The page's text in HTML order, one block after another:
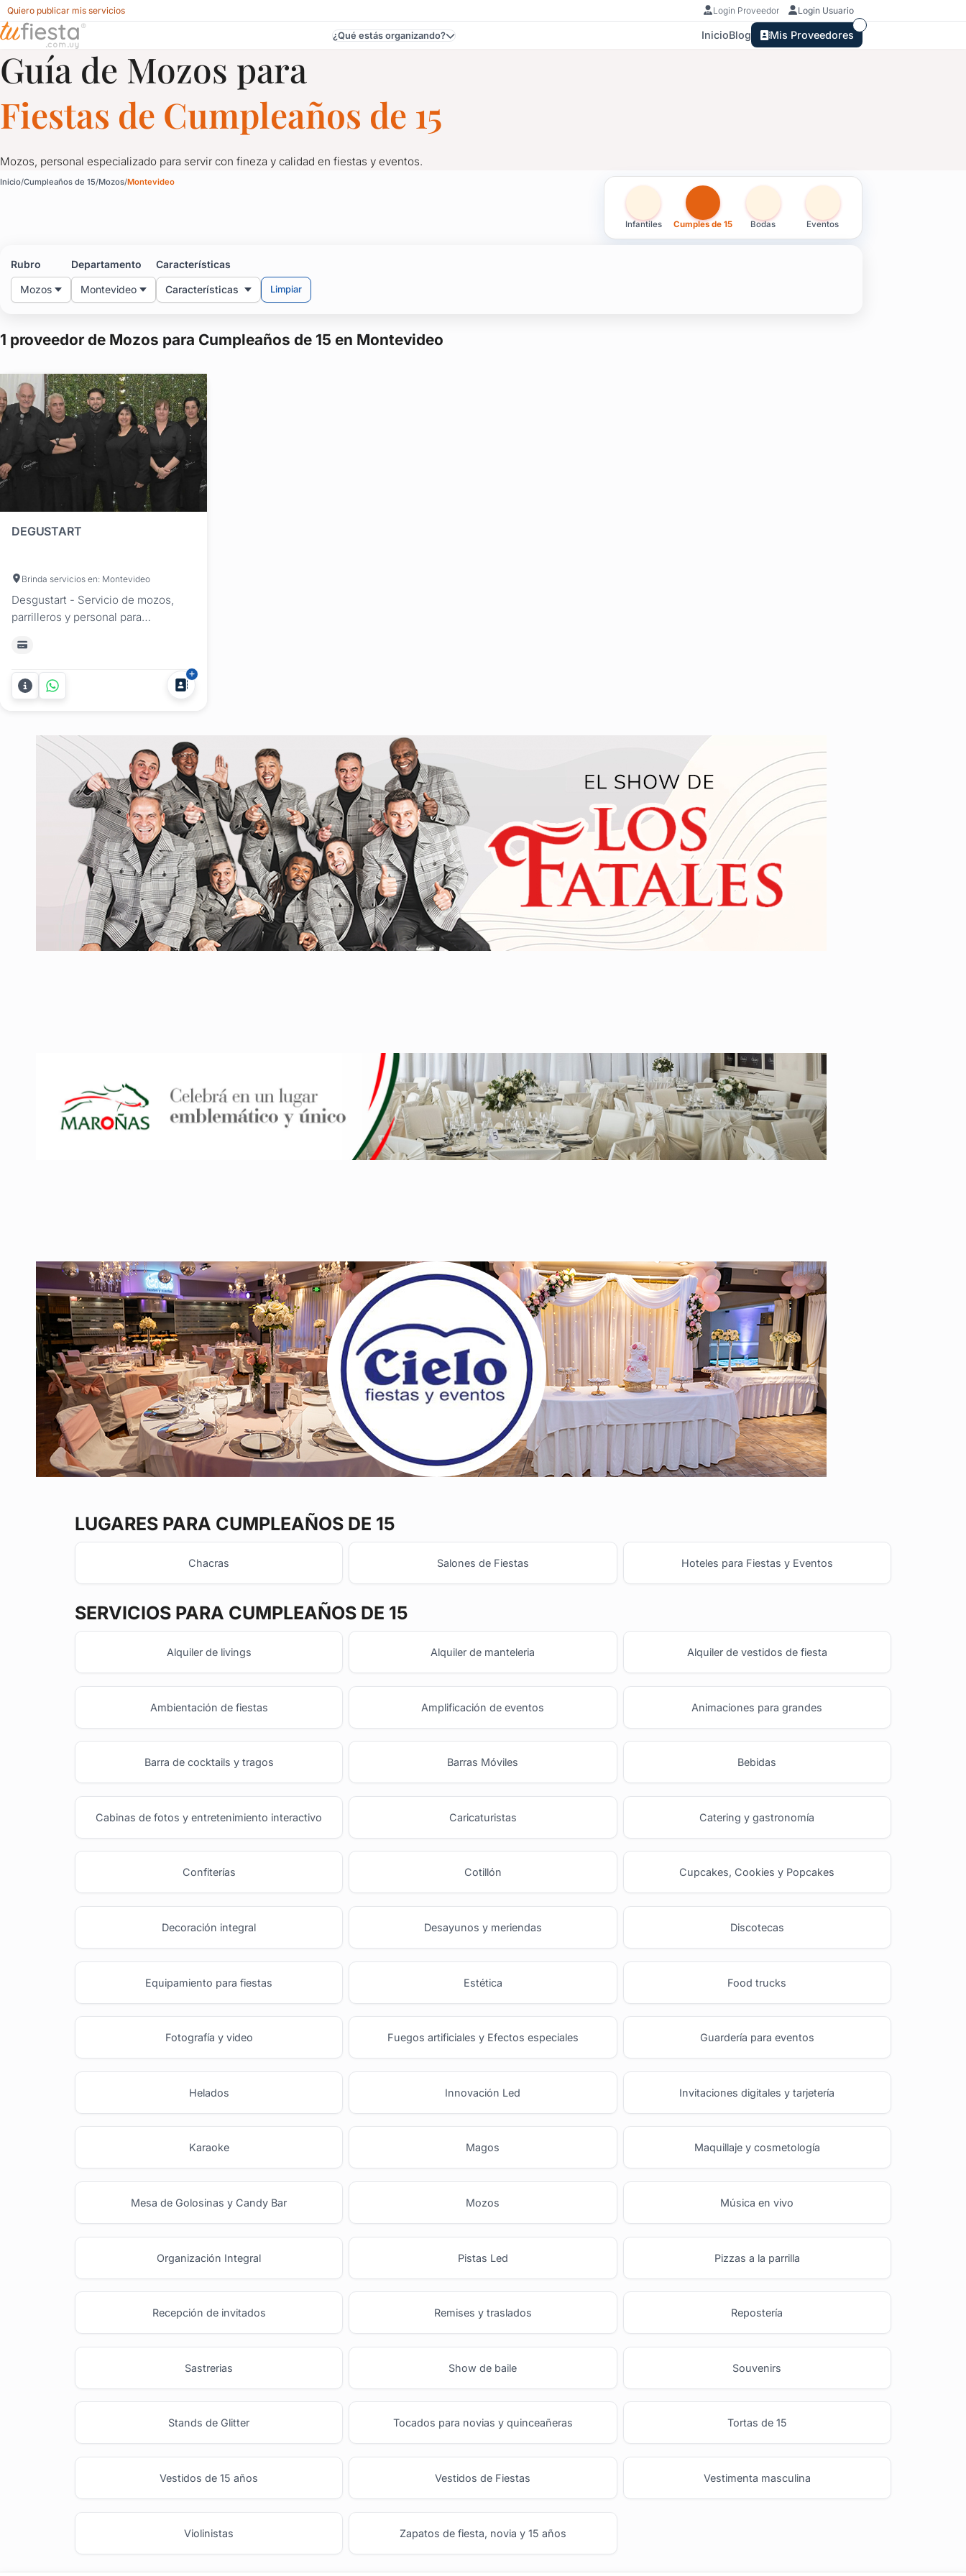
Quiero publicar mis servicios Login Proveedor Login Usuario
Mozos para Cumpleaños de 15 en Uruguay
¿Qué estás organizando? InicioBlog Mis Proveedores
Guía de Mozos para
Fiestas de Cumpleaños de 15
Mozos, personal especializado para servir con fineza y calidad en fiestas y eventos.
Inicio Cumpleaños de 15 Mozos Montevideo
Infantiles Cumples de 15 Bodas Eventos
Rubro
Mozos
Departamento
Montevideo
Características
Características Limpiar
1 proveedor de Mozos para Cumpleaños de 15 en Montevideo
DEGUSTART
Brinda servicios en: Montevideo
Desgustart - Servicio de mozos,
parrilleros y personal para
Atención profesional para fiestas a
medida. ¿Estás organizando un
cumpleaños de 15 y necesitás
personal confiable que atienda a tus
DegustArt te ofrecemos mozos,...
LUGARES PARA CUMPLEAÑOS DE 15
Chacras Salones de Fiestas Hoteles para Fiestas y Eventos
SERVICIOS PARA CUMPLEAÑOS DE 15
Alquiler de livings Alquiler de manteleria Alquiler de vestidos de fiesta
Ambientación de fiestas Amplificación de eventos Animaciones para grandes
Barra de cocktails y tragos Barras Móviles Bebidas
Cabinas de fotos y entretenimiento interactivo Caricaturistas Catering y gastronomía
Confiterías Cotillón Cupcakes, Cookies y Popcakes
Decoración integral Desayunos y meriendas Discotecas
Equipamiento para fiestas Estética Food trucks
Fotografía y video Fuegos artificiales y Efectos especiales Guardería para eventos
Helados Innovación Led Invitaciones digitales y tarjetería
Karaoke Magos Maquillaje y cosmetología
Mesa de Golosinas y Candy Bar Mozos Música en vivo
Organización Integral Pistas Led Pizzas a la parrilla
Recepción de invitados Remises y traslados Repostería
Sastrerias Show de baile Souvenirs
Stands de Glitter Tocados para novias y quinceañeras Tortas de 15
Vestidos de 15 años Vestidos de Fiestas Vestimenta masculina
Violinistas Zapatos de fiesta, novia y 15 años
Mozos para Cumpleaños de 15 en Montevideo